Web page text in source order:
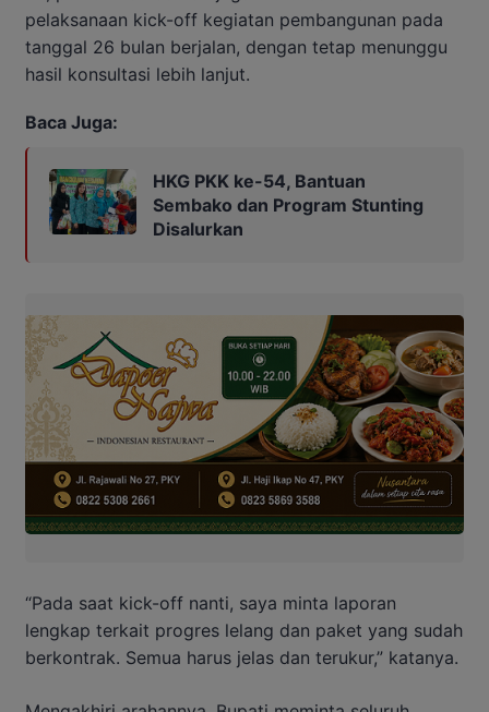
pelaksanaan kick-off kegiatan pembangunan pada
tanggal 26 bulan berjalan, dengan tetap menunggu
hasil konsultasi lebih lanjut.
Baca Juga:
HKG PKK ke-54, Bantuan
Sembako dan Program Stunting
Disalurkan
“Pada saat kick-off nanti, saya minta laporan
lengkap terkait progres lelang dan paket yang sudah
berkontrak. Semua harus jelas dan terukur,” katanya.